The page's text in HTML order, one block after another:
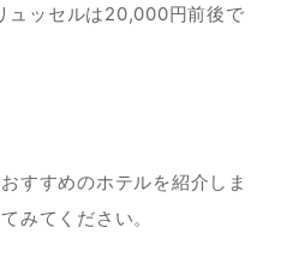
ュッセルは20,000円前後で
すすめのホテルを紹介しま
みてください。